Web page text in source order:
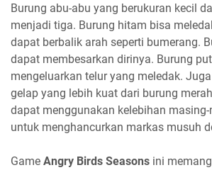
Burung abu-abu yang berukuran kecil
menjadi tiga. Burung hitam bisa
dapat berbalik arah seperti bumerang.
dapat membesarkan dirinya. Burung
mengeluarkan telur yang meledak.
gelap yang lebih kuat dari burung
dapat menggunakan kelebihan
untuk menghancurkan markas musuh
Game Angry Birds Seasons ini